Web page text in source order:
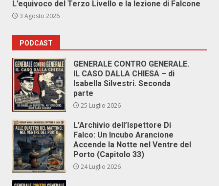
L’equivoco del Terzo Livello e la lezione di Falcone
3 Agosto 2026
PODCAST
GENERALE CONTRO GENERALE.
IL CASO DALLA CHIESA – di
Isabella Silvestri. Seconda
parte
25 Luglio 2026
L’Archivio dell’Ispettore Di
Falco: Un Incubo Arancione
Accende la Notte nel Ventre del
Porto (Capitolo 33)
24 Luglio 2026